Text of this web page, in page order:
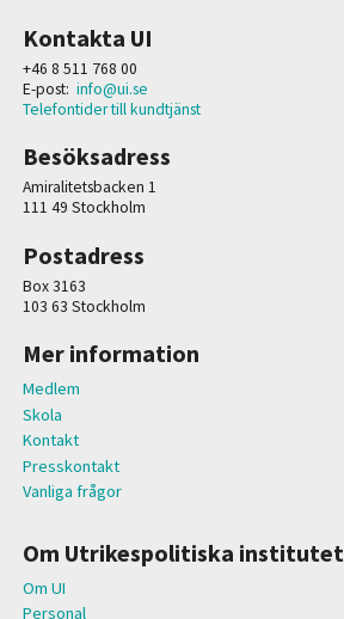
Kontakta UI
+46 8 511 768 00
E-post: info@ui.se
Telefontider till kundtjänst
Besöksadress
Amiralitetsbacken 1
111 49 Stockholm
Postadress
Box 3163
103 63 Stockholm
Mer information
Medlem
Skola
Kontakt
Presskontakt
Vanliga frågor
Om Utrikespolitiska institutet
Om UI
Personal